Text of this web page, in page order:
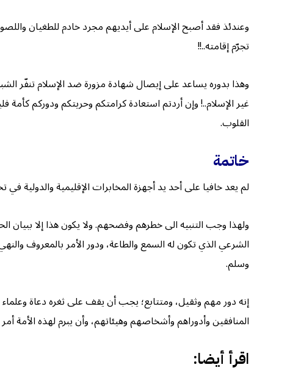
وعندئذ فقد أصبح الإسلام على أيديهم مجرد خادم للطغيان
تجرّم إقامته..!!
وهذا بدوره يساعد على إيصال شهادة مزورة ضد الإسلام تنفّر
غير الإسلام..! وإن أردتم استعادة كرامتكم وحريتكم ودوركم
القلوب.
خاتمة
لم يعد خافيا على أحد يد أجهزة المخابرات الإقليمية والدولية
ولهذا وجب التنبيه الى خطرهم وفضحهم. ولا يكون هذا إلا ببيان
الشرعي الذي تكون له السمع والطاعة، ودور الأمر بالمعروف
وسلم.
إنه دور مهم وثقيل، ومتتابع؛ يجب أن يقف على ثغره دعاة
المنافقين وأدوراهم وأشخاصهم وهيئاتهم، وأن يبرم لهذه الأمة
اقرأ أيضا: